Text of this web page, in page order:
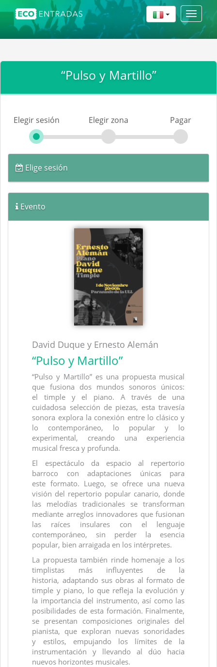
Toggle
“Pulso y Martillo”
Elegir sesión Elegir zona Pagar
Elige sesión
Evento
David Duque y Ernesto Alemán
“Pulso y Martillo”
“Pulso y Martillo” es una propuesta musical
que fusiona dos mundos sonoros únicos:
el timple y el piano. A través de una
cuidadosa selección de piezas, esta travesía
sonora explora la conexión entre lo clásico y
lo contemporáneo, lo popular y lo
experimental, creando una experiencia
musical fresca y profunda.
El espectáculo da espacio al repertorio
barroco con adaptaciones únicas para
este formato. Luego, se ofrece una nueva
visión del repertorio popular canario, donde
las melodías tradicionales se transforman
mediante arreglos innovadores que fusionan
las raíces insulares con el lenguaje
contemporáneo, sin perder la esencia
popular, bien arraigada en los intérpretes.
La propuesta también rinde homenaje a los
timplistas más influyentes de la
historia, adaptando sus obras al formato de
timple y piano, lo que refleja la evolución y
la importancia del instrumento, así como las
posibilidades de esta formación. Finalmente,
se presentan composiciones originales del
pianista, que exploran nuevas sonoridades
y estilos, empujando los límites de la
instrumentación y llevando al dúo hacia
nuevos horizontes musicales.